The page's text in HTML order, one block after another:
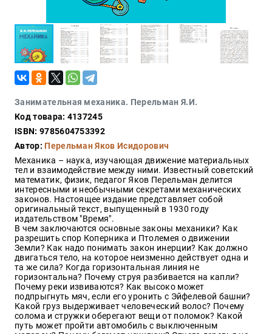
Занимательная механика. Перельман Я.И.
Код товара: 4137245
ISBN: 9785604753392
Автор: Перельман Яков Исидорович
Механика – наука, изучающая движение материальных
тел и взаимодействие между ними. Известный советский
математик, физик, педагог Яков Перельман делится
интересными и необычными секретами механических
законов. Настоящее издание представляет собой
оригинальный текст, выпущенный в 1930 году
издательством "Время".
В чем заключаются основные законы механики? Как
разрешить спор Коперника и Птолемея о движении
Земли? Как надо понимать закон инерции? Как должно
двигаться тело, на которое неизменно действует одна и
та же сила? Когда горизонтальная линия не
горизонтальна? Почему струя разбивается на капли?
Почему реки извиваются? Как высоко может
подпрыгнуть мяч, если его уронить с Эйфелевой башни?
Какой груз выдерживает человеческий волос? Почему
солома и стружки оберегают вещи от поломок? Какой
путь может пройти автомобиль с выключенным
Религия
Туризм
Разное
гастрономия,
кулинария
Красота
и
здоровье
Оптовикам
Авторам
Контакты
Мероприятия
+7(499)
350-17-
79